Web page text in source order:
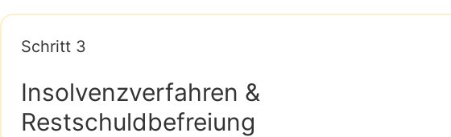
Schritt 3
Insolvenzverfahren &
Restschuldbefreiung